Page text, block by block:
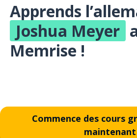
Apprends
Joshua Meyer
Memrise !
Commence des cours
maintenant